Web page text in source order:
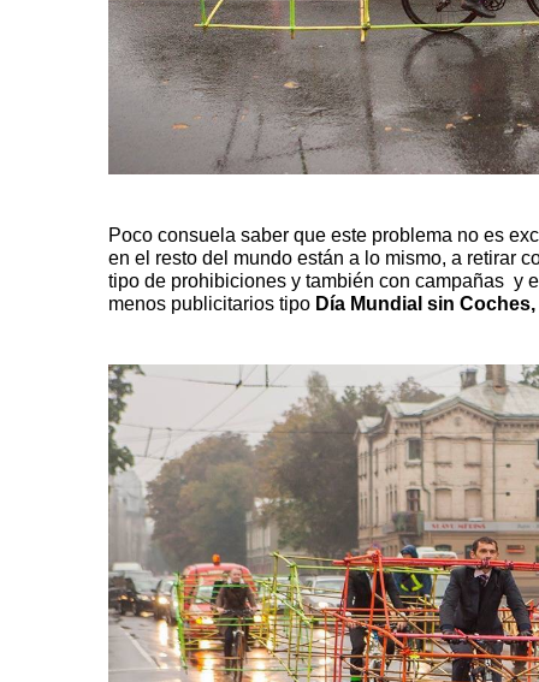
Poco consuela saber que este problema no es
en el resto del mundo están a lo mismo, a retirar
tipo de prohibiciones y también con campañas y
menos publicitarios tipo Día Mundial sin Coches,